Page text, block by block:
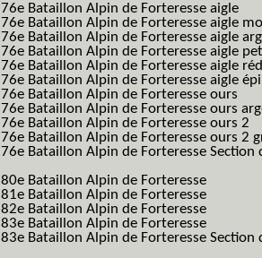
76e Bataillon Alpin de Forteresse aigle
76e Bataillon Alpin de Forteresse aigle
76e Bataillon Alpin de Forteresse aigle
76e Bataillon Alpin de Forteresse aigle
76e Bataillon Alpin de Forteresse aigle
76e Bataillon Alpin de Forteresse aigle
76e Bataillon Alpin de Forteresse ours
76e Bataillon Alpin de Forteresse ours
76e Bataillon Alpin de Forteresse ours 2
76e Bataillon Alpin de Forteresse ours 2
76e Bataillon Alpin de Forteresse
80e Bataillon Alpin de Forteresse
81e Bataillon Alpin de Forteresse
82e Bataillon Alpin de Forteresse
83e Bataillon Alpin de Forteresse
83e Bataillon Alpin de Forteresse